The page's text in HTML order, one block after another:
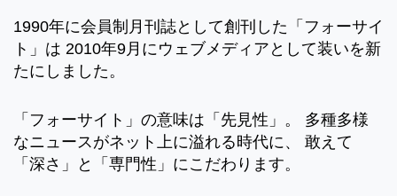
1990年に会員制月刊誌として創刊した「フォーサイ
ト」は 2010年9月にウェブメディアとして装いを新
たにしました。
「フォーサイト」の意味は「先見性」。 多種多様
なニュースがネット上に溢れる時代に、 敢えて
「深さ」と「専門性」にこだわります。